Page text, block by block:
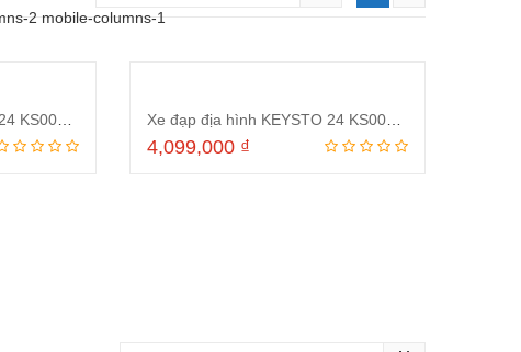
2 mobile-columns-1
Xe đạp địa hình KEYSTO 24 KS007 Đen Xanh Lá Xe đạp địa hình KEYSTO 24 KS007 Đen Xanh Dương
4,099,000 ₫